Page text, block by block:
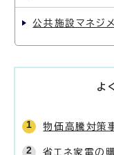
公共施設マネジ
よ
物価高騰対策
省エネ家電の